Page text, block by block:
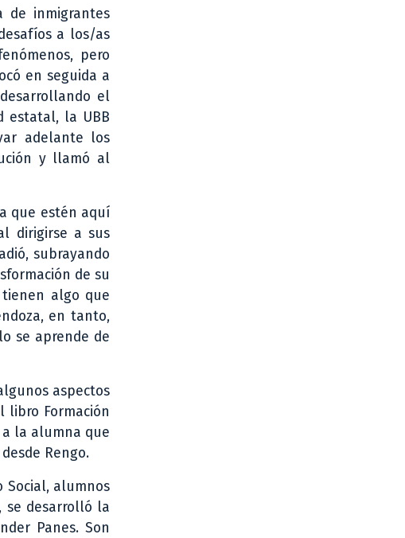
de inmigrantes
a los/as
pero
en seguida a
el
estatal, la UBB
adelante los
y llamó al
que estén aquí
dirigirse a sus
subrayando
de su
tienen algo que
en tanto,
se aprende de
aspectos
libro Formación
a la alumna que
Rengo.
Social, alumnos
se desarrolló la
Panes. Son